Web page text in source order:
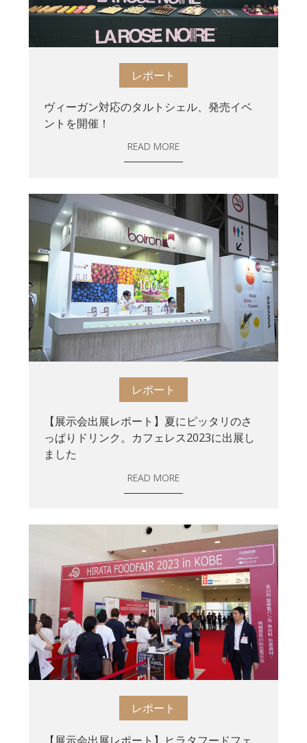
レポート
ヴィーガン対応のタルトシェル、発売イベ
ントを開催！
READ MORE
レポート
【展示会出展レポート】夏にピッタリのさ
っぱりドリンク。カフェレス2023に出展し
ました
READ MORE
レポート
【展示会出展レポート】ヒラタフードフェ